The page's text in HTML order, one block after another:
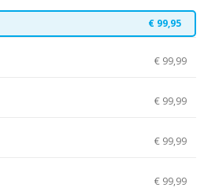
€ 99,95
€ 99,99
€ 99,99
€ 99,99
€ 99,99